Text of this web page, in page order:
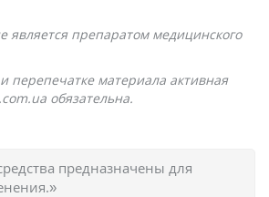
является препаратом медицинского
перепечатке материала активная
обязательна.
предназначены для